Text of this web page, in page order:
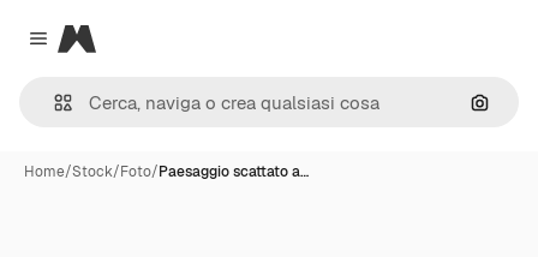
Close menu
Magnific
Cerca
Home/Stock/Foto/Paesaggio scattato a…